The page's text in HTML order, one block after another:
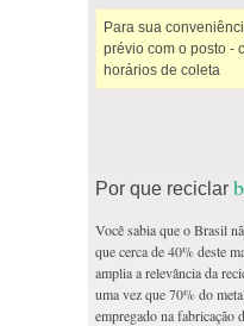
Para sua
prévio com o posto -
horários de coleta
Por que reciclar
Você sabia que o Brasil
que cerca de 40% deste
amplia a relevância da
uma vez que 70% do
empregado na fabricação